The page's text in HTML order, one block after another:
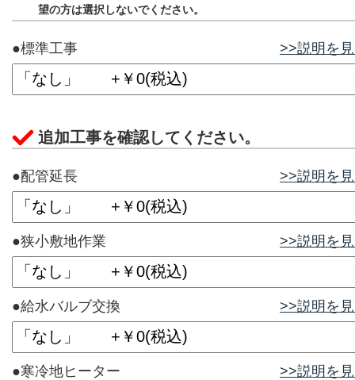
望の方は選択しないでください。
●標準工事 >>説明を
追加工事を確認してください。
●配管延長 >>説明を
●狭小敷地作業 >>説明を
●給水バルブ交換 >>説明を
●寒冷地ヒーター >>説明を